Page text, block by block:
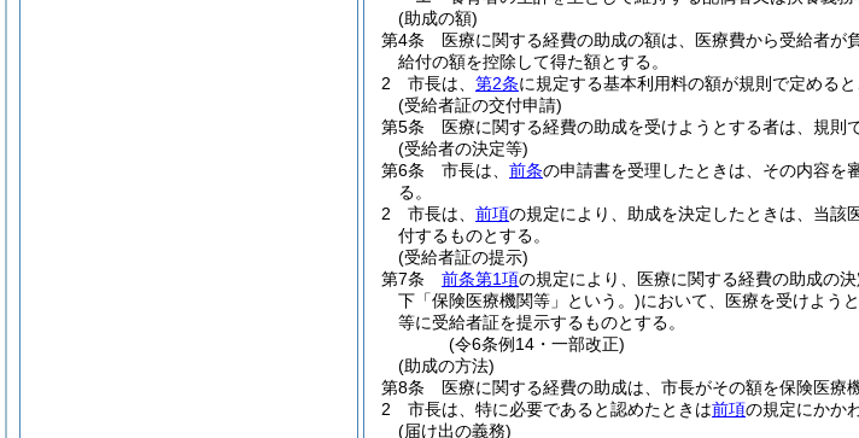
(助成の額)
第4条
医療に関する経費の助成の額は、医療費から受給者
給付の額を控除して得た額とする。
2
市長は、 第2条に規定する基本利用料の額が規則で定める
(受給者証の交付申請)
第5条
医療に関する経費の助成を受けようとする者は、規則
(受給者の決定等)
第6条
市長は、 前条の申請書を受理したときは、その内容を
る。
2
市長は、 前項の規定により、助成を決定したときは、当該
付するものとする。
(受給者証の提示)
第7条
前条第1項の規定により、医療に関する経費の助成の
下「保険医療機関等」という。)において、医療を受けよう
等に受給者証を提示するものとする。
(令6条例14・一部改正)
(助成の方法)
第8条
医療に関する経費の助成は、市長がその額を保険医療
2
市長は、特に必要であると認めたときは前項の規定にかか
(届け出の義務)